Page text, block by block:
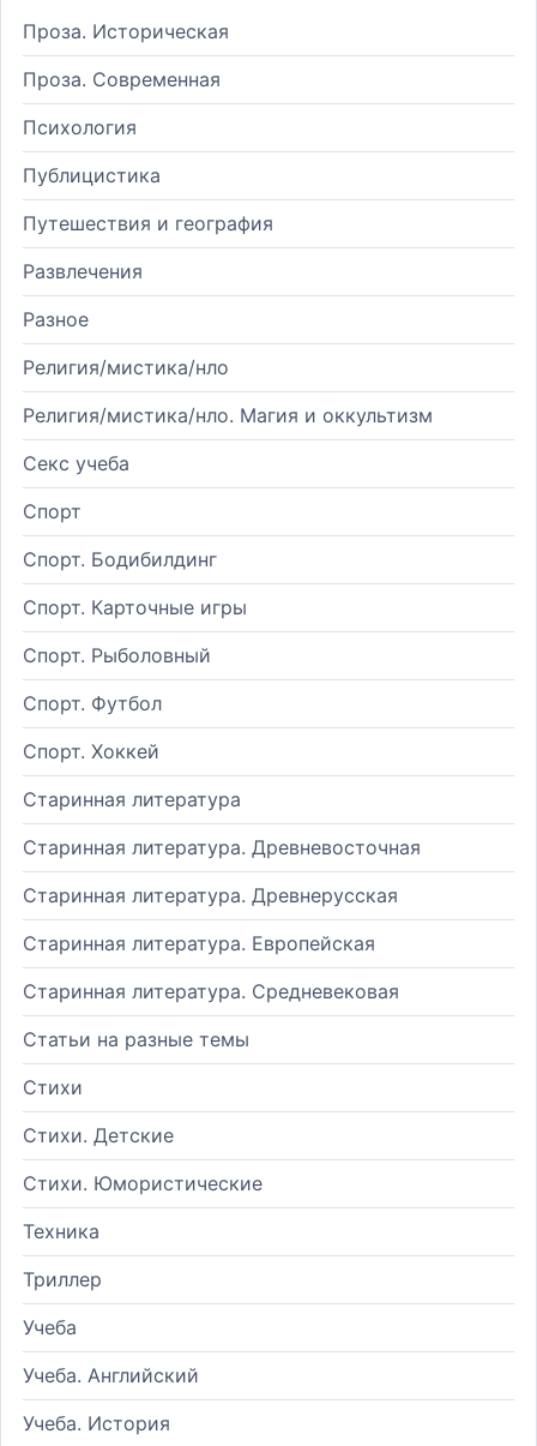
Проза. Историческая
Проза. Современная
Психология
Публицистика
Путешествия и география
Развлечения
Разное
Религия/мистика/нло
Религия/мистика/нло. Магия и оккультизм
Секс учеба
Спорт
Спорт. Бодибилдинг
Спорт. Карточные игры
Спорт. Рыболовный
Спорт. Футбол
Спорт. Хоккей
Старинная литература
Старинная литература. Древневосточная
Старинная литература. Древнерусская
Старинная литература. Европейская
Старинная литература. Средневековая
Статьи на разные темы
Стихи
Стихи. Детские
Стихи. Юмористические
Техника
Триллер
Учеба
Учеба. Английский
Учеба. История